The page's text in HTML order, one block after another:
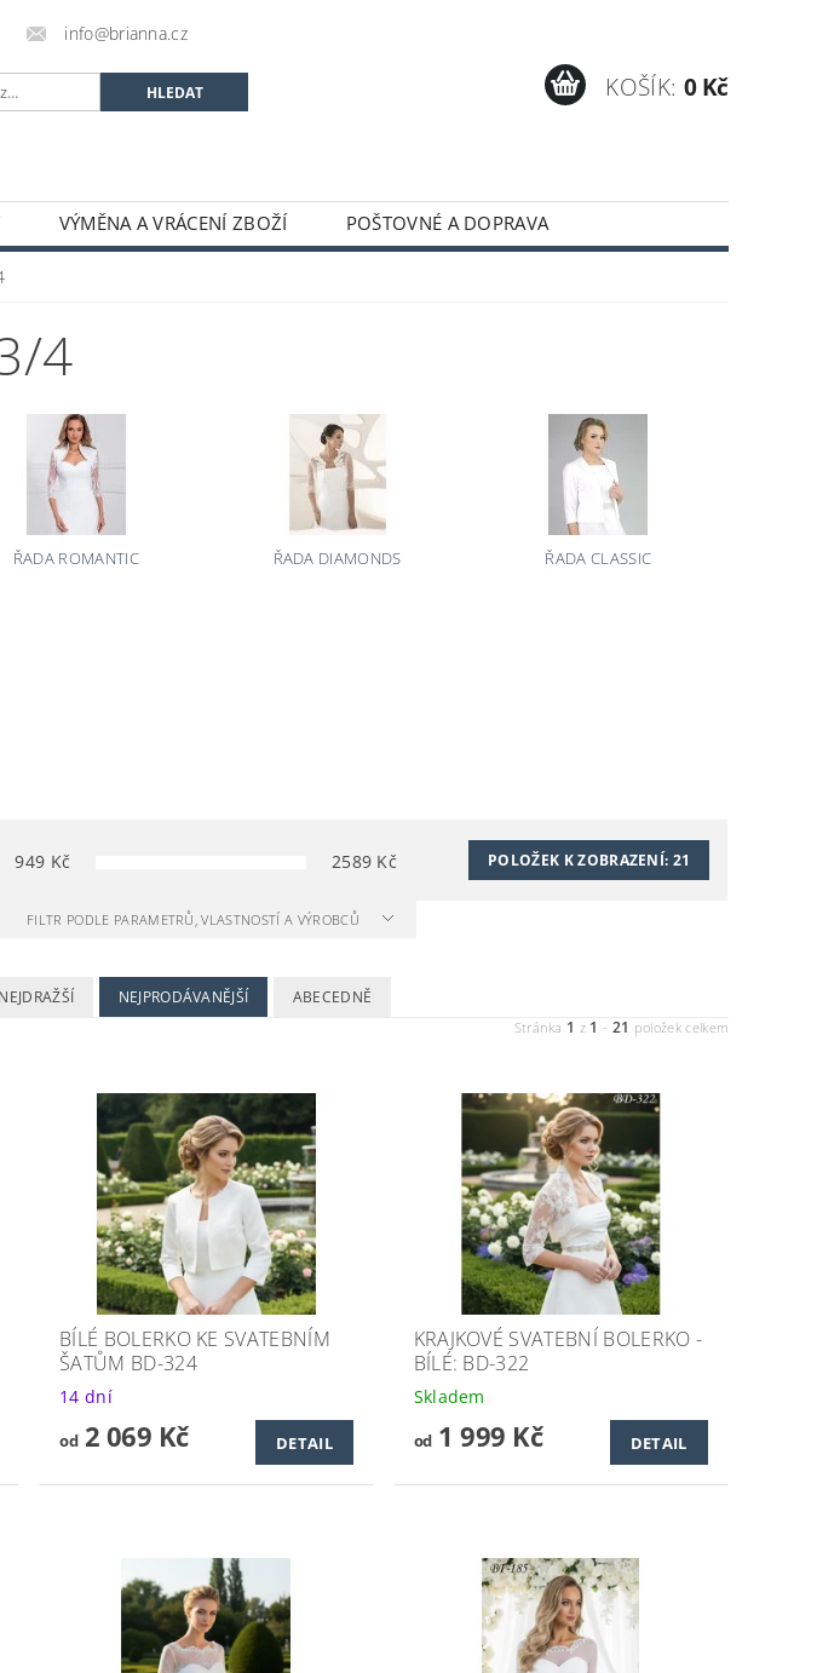
info@brianna.cz
KOŠÍK: 0 Kč
VÝMĚNA A VRÁCENÍ ZBOŽÍ
POŠTOVNÉ A DOPRAVA
4
ŘADA ROMANTIC ŘADA DIAMONDS ŘADA CLASSIC
949 Kč 2589 Kč POLOŽEK K ZOBRAZENÍ: 21
FILTR PODLE PARAMETRŮ, VLASTNOSTÍ A VÝROBCŮ
NEJDRAŽŠÍ NEJPRODÁVANĚJŠÍ ABECEDNĚ
Stránka 1 z 1 - 21 položek celkem
BÍLÉ BOLERKO KE SVATEBNÍM
ŠATŮM BD-324
14 dní
od2 069 Kč DETAIL
KRAJKOVÉ SVATEBNÍ BOLERKO -
BÍLÉ: BD-322
Skladem
od1 999 Kč DETAIL